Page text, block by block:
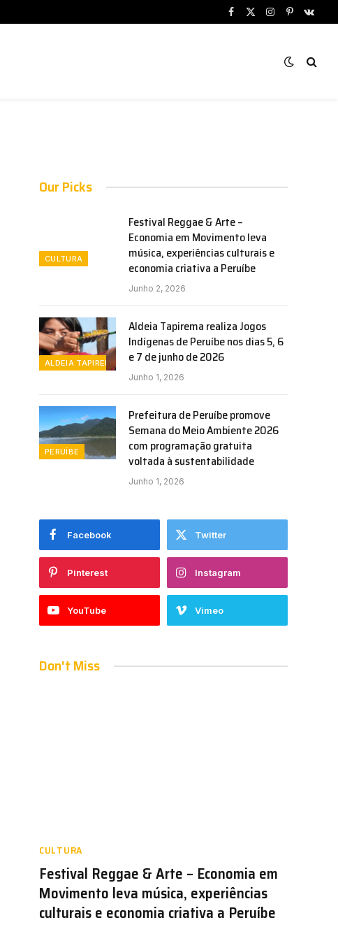
Facebook
X
Instagram
Pinterest
Our Picks
CULTURA
Festival Reggae & Arte –
Economia em Movimento leva
música, experiências culturais e
economia criativa a Peruíbe
Junho 2, 2026
ALDEIA TAPIREMA
Aldeia Tapirema realiza Jogos
Indígenas de Peruíbe nos dias 5, 6
e 7 de junho de 2026
Junho 1, 2026
PERUÍBE
Prefeitura de Peruíbe promove
Semana do Meio Ambiente 2026
com programação gratuita
voltada à sustentabilidade
Junho 1, 2026
Facebook Twitter
Pinterest Instagram
YouTube Vimeo
Don't Miss
CULTURA
Festival Reggae & Arte – Economia em
Movimento leva música, experiências
culturais e economia criativa a Peruíbe